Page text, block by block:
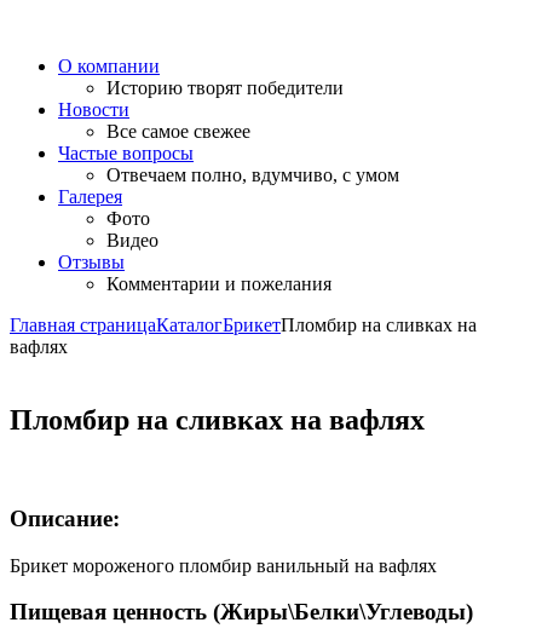
О компании
Историю творят победители
Новости
Все самое свежее
Частые вопросы
Отвечаем полно, вдумчиво, с умом
Галерея
Фото
Видео
Отзывы
Комментарии и пожелания
Главная страницаКаталогБрикетПломбир на сливках на
вафлях
Пломбир на сливках на вафлях
Описание:
Брикет мороженого пломбир ванильный на вафлях
Пищевая ценность (Жиры\Белки\Углеводы)